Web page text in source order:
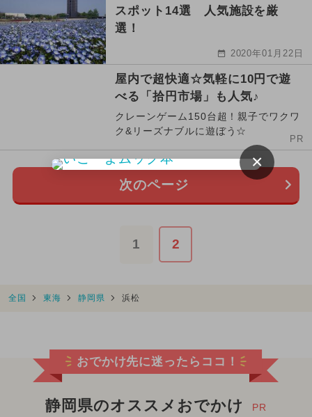
スポット14選 人気施設を厳
選！
2020年01月22日
屋内で超快適☆気軽に10円で遊
べる「拾円市場」も人気♪
クレーンゲーム150台超！親子でワクワ
ク&リーズナブルに遊ぼう☆
PR
次のページ
1 2
全国 東海 静岡県 浜松
おでかけ先に迷ったらココ！
静岡県のオススメおでかけ PR
×